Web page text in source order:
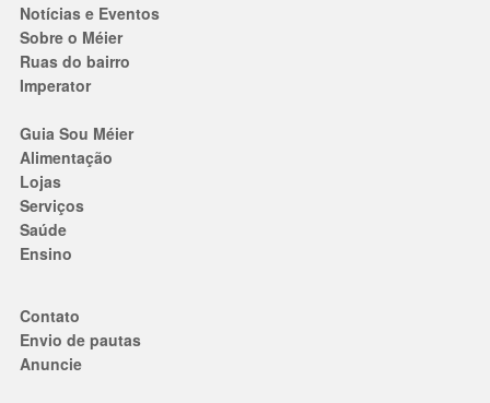
Notícias e Eventos
Sobre o Méier
Ruas do bairro
Imperator
Guia Sou Méier
Alimentação
Lojas
Serviços
Saúde
Ensino
Contato
Envio de pautas
Anuncie